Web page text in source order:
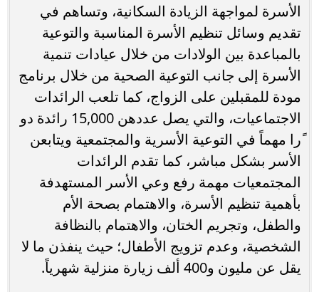
الأسرة لمواجهة الزيادة السكانية، وتساھم في
تقدیم وسائل تنظیم الأسرة المناسبة والتوعیة
بالمباعدة بین الولادات من خلال عیادات تنمیة
الأسرة إلى جانب التوعیة الصحیة من خلال برنامج
مودة للمقبلین على الزواج، كما تلعب الرائدات
الاجتماعیات، والتي یصل عددھن 15,000 رائدة دو
ًرا مھماً في التوعیة الأسریة والمجتمعیة ویتابعن
الأسر بشكل مباشر، كما تقدم الرائدات
المجتمعیات مھمة رفع وعي الأسر المستھدفة
بأھمیة تنظیم الأسرة، والاھتمام بصحة الأم
والطفل، وتجریم الختان، والاھتمام بالنظافة
الشخصیة، وعدم تزویج الأطفال؛ حیث ینفذن ما لا
یقل عن ملیون و400 ألف زیارة منزلیة شھریاً.